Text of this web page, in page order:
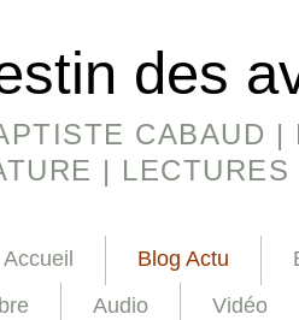
des
CABAUD
|
Accueil Blog Actu
Audio Vidéo